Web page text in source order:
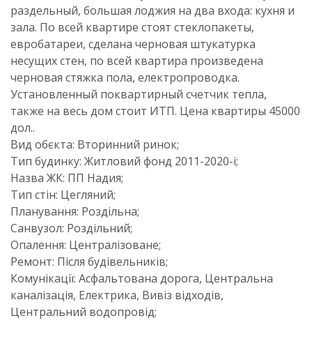
раздельный, большая лоджия на два входа: кухня и
зала. По всей квартире стоят стеклопакеты,
евробатареи, сделана черновая штукатурка
несущих стен, по всей квартира произведена
черновая стяжка пола, електропроводка.
Установленный поквартирный счетчик тепла,
также на весь дом стоит ИТП. Цена квартиры 45000
дол..
Вид обєкта: Вторинний ринок;
Тип будинку: Житловий фонд 2011-2020-і;
Назва ЖК: ПП Надия;
Тип стін: Цегляний;
Планування: Роздільна;
Cанвузол: Роздільний;
Опалення: Централізоване;
Ремонт: Після будівельників;
Комунікації: Асфальтована дорога, Центральна
каналізація, Електрика, Вивіз відходів,
Центральний водопровід;